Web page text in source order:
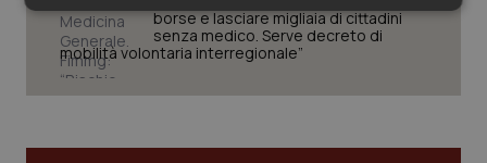
Tumori del Polmone & Testa Collo
Tumori gastrointestinali
Ulcera & Reflusso
borse e lasciare migliaia di cittadini
senza medico. Serve decreto di
mobilità volontaria interregionale”
Necessari Statistici Marketing